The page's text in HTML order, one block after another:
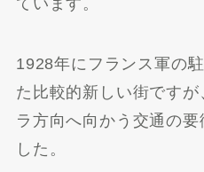
1928年にフランス軍の
た比較的新しい街です
ラ方向へ向かう交通の
した。